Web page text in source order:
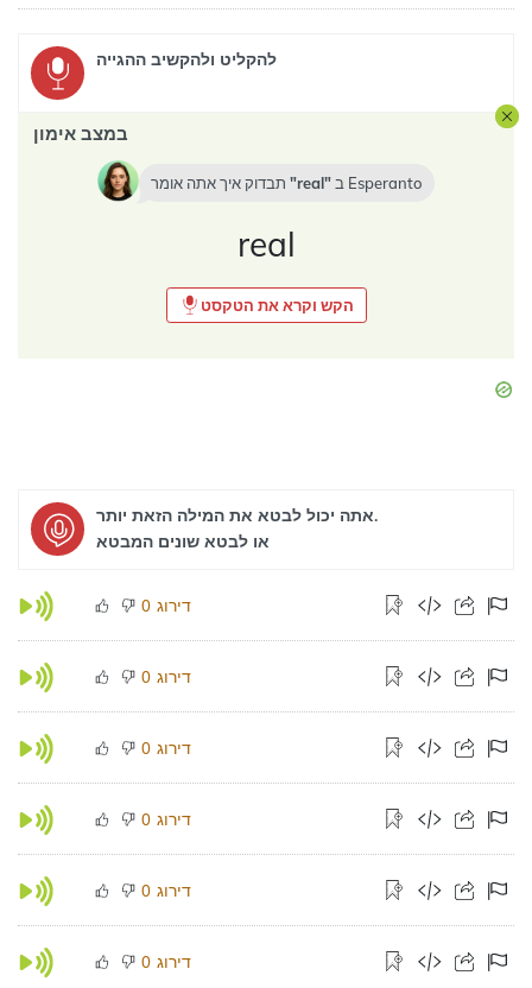
להקליט ולהקשיב ההגייה
במצב אימון
real ב Esperanto
real
הקש וקרא את הטקסט
אתה יכול לבטא את המילה הזאת יותר.
או לבטא שונים המבטא
0 דירוג
0 דירוג
0 דירוג
0 דירוג
0 דירוג
0 דירוג